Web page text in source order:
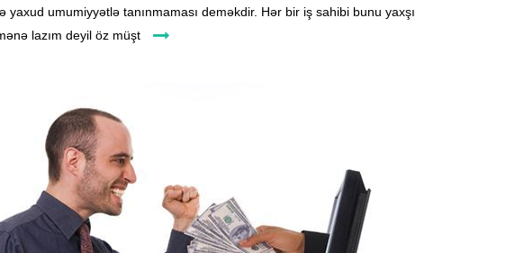
yaxud umumiyyətlə tanınmaması deməkdir. Hər bir iş sahibi bunu yaxşı
lazım deyil öz müşt